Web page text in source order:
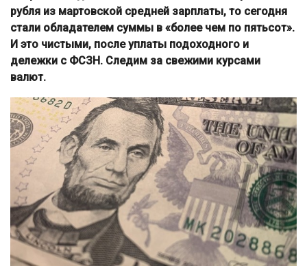
рубля из мартовской средней зарплаты, то сегодня
стали обладателем суммы в «более чем по пятьсот».
И это чистыми, после уплаты подоходного и
дележки с ФСЗН. Следим за свежими курсами
валют.